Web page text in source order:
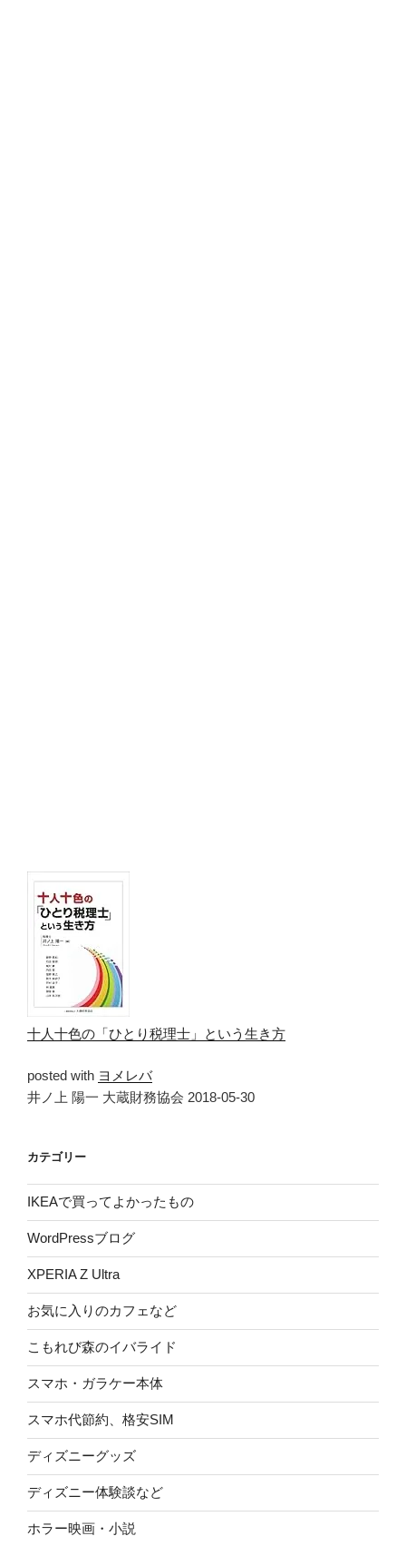
十人十色の「ひとり税理士」という生き方
posted with ヨメレバ
井ノ上 陽一 大蔵財務協会 2018-05-30
カテゴリー
IKEAで買ってよかったもの
WordPressブログ
XPERIA Z Ultra
お気に入りのカフェなど
こもれび森のイバライド
スマホ・ガラケー本体
スマホ代節約、格安SIM
ディズニーグッズ
ディズニー体験談など
ホラー映画・小説